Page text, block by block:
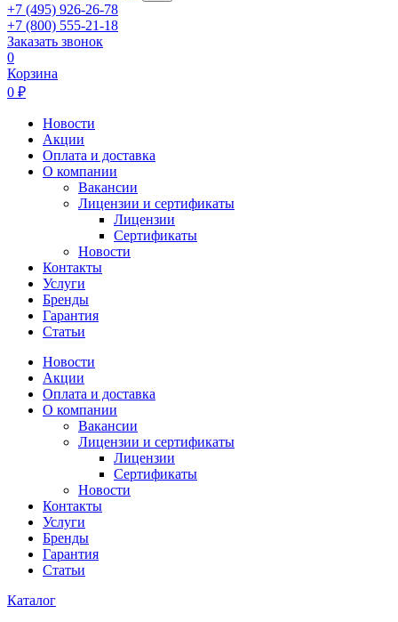
+7 (495) 926-26-78
+7 (800) 555-21-18
Заказать звонок
0
Корзина
0 ₽
Новости
Акции
Оплата и доставка
О компании
Вакансии
Лицензии и сертификаты
Лицензии
Сертификаты
Новости
Контакты
Услуги
Бренды
Гарантия
Статьи
Новости
Акции
Оплата и доставка
О компании
Вакансии
Лицензии и сертификаты
Лицензии
Сертификаты
Новости
Контакты
Услуги
Бренды
Гарантия
Статьи
Каталог